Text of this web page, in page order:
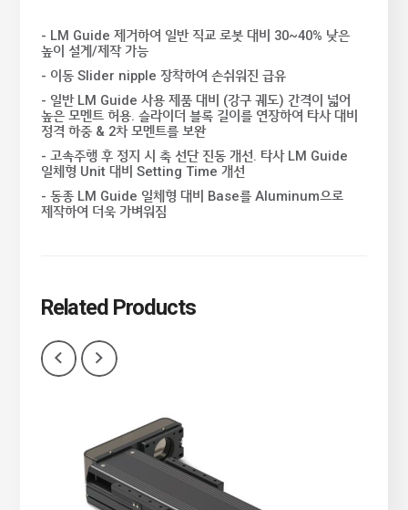
- LM Guide 제거하여 일반 직교 로봇 대비 30~40% 낮은
높이 설계/제작 가능
- 이동 Slider nipple 장착하여 손쉬워진 급유
- 일반 LM Guide 사용 제품 대비 (강구 궤도) 간격이 넓어
높은 모멘트 허용. 슬라이더 블록 길이를 연장하여 타사 대비
정격 하중 & 2차 모멘트를 보완
- 고속주행 후 정지 시 축 선단 진동 개선. 타사 LM Guide
일체형 Unit 대비 Setting Time 개선
- 동종 LM Guide 일체형 대비 Base를 Aluminum으로
제작하여 더욱 가벼워짐
Related Products